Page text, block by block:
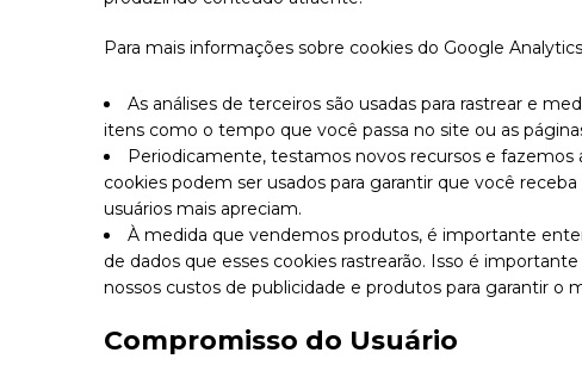
Para mais informações sobre cookies do Google
As análises de terceiros são usadas para rastrear e
itens como o tempo que você passa no site ou as
Periodicamente, testamos novos recursos e fazemos
cookies podem ser usados ​​para garantir que você
usuários mais apreciam.
À medida que vendemos produtos, é importante
de dados que esses cookies rastrearão. Isso é
nossos custos de publicidade e produtos para garantir o
Compromisso do Usuário